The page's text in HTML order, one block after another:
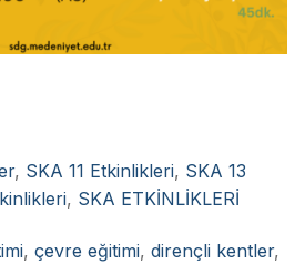
, SKA 11 Etkinlikleri, SKA 13
, SKA ETKİNLİKLERİ
, çevre eğitimi, dirençli kentler,